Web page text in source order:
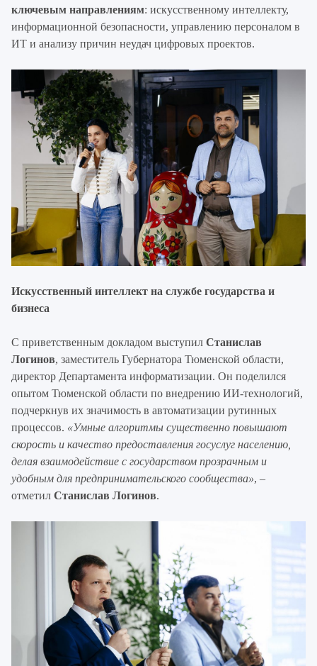
ключевым направлениям: искусственному интеллекту,
информационной безопасности, управлению персоналом в
ИТ и анализу причин неудач цифровых проектов.
Искусственный интеллект на службе государства и
бизнеса
С приветственным докладом выступил Станислав
Логинов, заместитель Губернатора Тюменской области,
директор Департамента информатизации. Он поделился
опытом Тюменской области по внедрению ИИ-технологий,
подчеркнув их значимость в автоматизации рутинных
процессов. «Умные алгоритмы существенно повышают
скорость и качество предоставления госуслуг населению,
делая взаимодействие с государством прозрачным и
удобным для предпринимательского сообщества», –
отметил Станислав Логинов.